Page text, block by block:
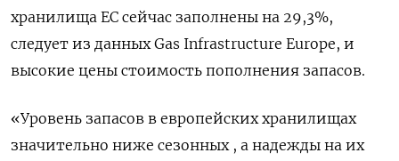
хранилища ЕС сейчас заполнены на 29,3%,
следует из данных Gas Infrastructure Europe, и
высокие цены стоимость пополнения запасов.
«Уровень запасов в европейских хранилищах
значительно ниже сезонных , а надежды на их ​